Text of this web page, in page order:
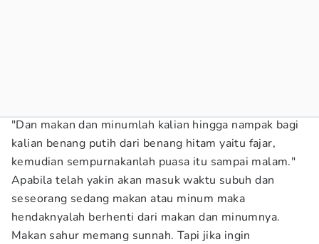
"Dan makan dan minumlah kalian hingga nampak bagi
kalian benang putih dari benang hitam yaitu fajar,
kemudian sempurnakanlah puasa itu sampai malam."
Apabila telah yakin akan masuk waktu subuh dan
seseorang sedang makan atau minum maka
hendaknyalah berhenti dari makan dan minumnya.
Makan sahur memang sunnah. Tapi jika ingin